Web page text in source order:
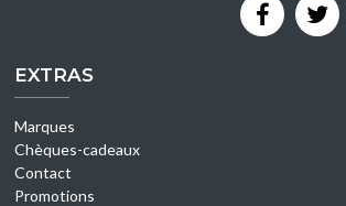
EXTRAS
Marques
Chèques-cadeaux
Contact
Promotions